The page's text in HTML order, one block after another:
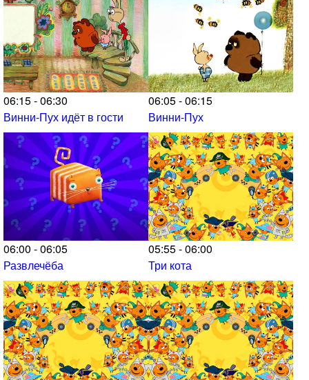
06:15 - 06:30
Винни-Пух идёт в гости
06:05 - 06:15
Винни-Пух
06:00 - 06:05
Развлечёба
05:55 - 06:00
Три кота